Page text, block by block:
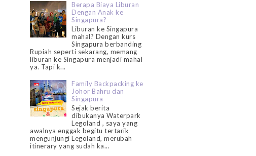
Berapa Biaya Liburan
Dengan Anak ke
Singapura?
Liburan ke Singapura
mahal? Dengan kurs
Singapura berbanding
Rupiah seperti sekarang, memang
liburan ke Singapura menjadi mahal
ya. Tapi k...
Family Backpacking ke
Johor Bahru dan
Singapura
Sejak berita
dibukanya Waterpark
Legoland , saya yang
awalnya enggak begitu tertarik
mengunjungi Legoland, merubah
itinerary yang sudah ka...